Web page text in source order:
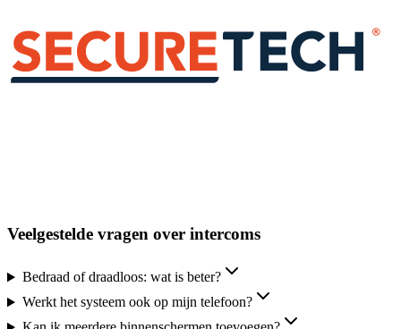
Specialist belt u terug, gratis
Twijfelt u tussen bedraad, draadloos of alleen videodeurbel? Laat
Veelgestelde vragen over intercoms
Bedraad of draadloos: wat is beter?
Werkt het systeem ook op mijn telefoon?